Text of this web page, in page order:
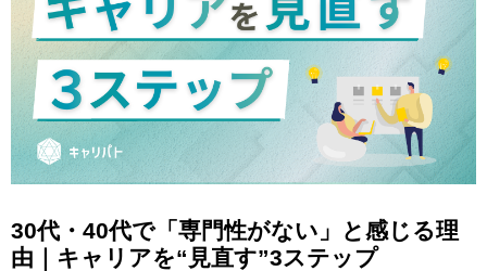
30代・40代で「専門性がない」と感じる理
由｜キャリアを“見直す”3ステップ